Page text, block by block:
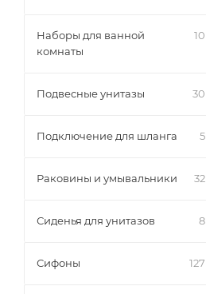
Наборы для ванной
комнаты
10
Подвесные унитазы 30
Подключение для шланга 5
Раковины и умывальники 32
Сиденья для унитазов 8
Сифоны 127